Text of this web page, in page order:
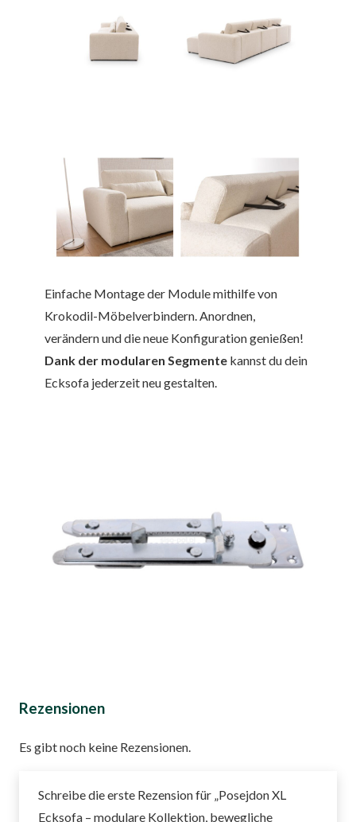
Einfache Montage der Module mithilfe von
Krokodil-Möbelverbindern. Anordnen,
verändern und die neue Konfiguration genießen!
Dank der modularen Segmente kannst du dein
Ecksofa jederzeit neu gestalten.
Rezensionen
Es gibt noch keine Rezensionen.
Schreibe die erste Rezension für „Posejdon XL
Ecksofa – modulare Kollektion, bewegliche